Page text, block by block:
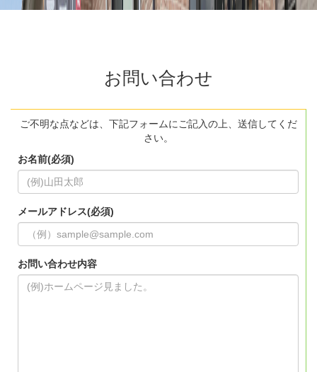
お問い合わせ
ご不明な点などは、下記フォームにご記入の上、送信してくだ
さい。
お名前(必須)
メールアドレス(必須)
お問い合わせ内容